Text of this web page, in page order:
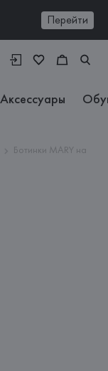
Перейти
Аксессуары
Ботинки MARY на